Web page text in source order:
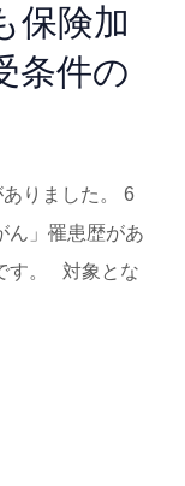
保険加
条件の
りました。 6
ん」罹患歴があ
す。 対象とな